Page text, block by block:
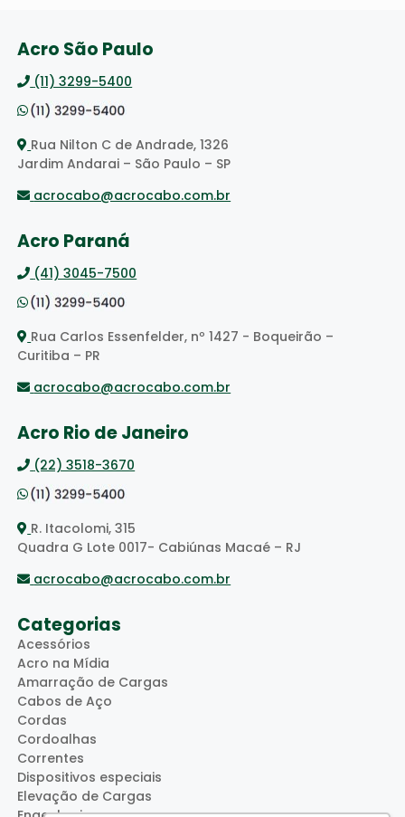
Acro São Paulo
(11) 3299-5400
Rua Nilton C de Andrade, 1326
Jardim Andarai – São Paulo – SP
acrocabo@acrocabo.com.br
Acro Paraná
(41) 3045-7500
Rua Carlos Essenfelder, nº 1427 - Boqueirão –
Curitiba – PR
acrocabo@acrocabo.com.br
Acro Rio de Janeiro
(22) 3518-3670
R. Itacolomi, 315
Quadra G Lote 0017- Cabiúnas Macaé – RJ
acrocabo@acrocabo.com.br
Categorias
Acessórios
Acro na Mídia
Amarração de Cargas
Cabos de Aço
Cordas
Cordoalhas
Correntes
Dispositivos especiais
Elevação de Cargas